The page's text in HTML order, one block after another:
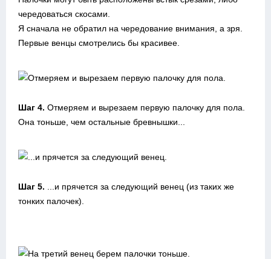
чередоваться скосами.
Я сначала не обратил на чередование внимания, а зря.
Первые венцы смотрелись бы красивее.
Шаг 4. Отмеряем и вырезаем первую палочку для пола.
Она тоньше, чем остальные бревнышки...
Шаг 5. ...и прячется за следующий венец (из таких же
тонких палочек).